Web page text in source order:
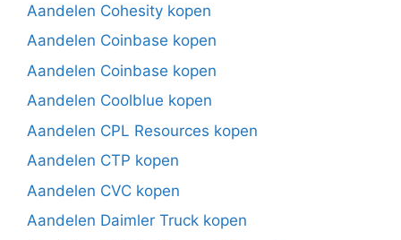
Aandelen Cohesity kopen
Aandelen Coinbase kopen
Aandelen Coinbase kopen
Aandelen Coolblue kopen
Aandelen CPL Resources kopen
Aandelen CTP kopen
Aandelen CVC kopen
Aandelen Daimler Truck kopen